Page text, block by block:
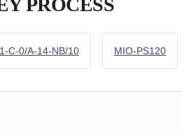
PROCESS
C-0/A-14-NB/10 MIO-PS120